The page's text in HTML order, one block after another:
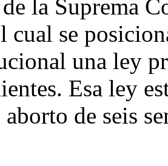
la Suprema
cual se
una ley
Esa ley
de seis